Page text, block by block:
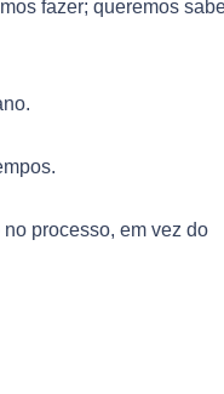
fazer; queremos
processo, em vez do